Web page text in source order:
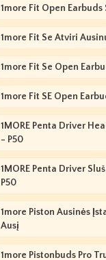
1more Fit Open Earbuds
1more Fit Se Atviri
1more Fit Se Open
1more Fit SE Open
1MORE Penta Driver
- P50
1MORE Penta Driver
P50
1more Piston Ausinės
Ausį
1more Pistonbuds Pro